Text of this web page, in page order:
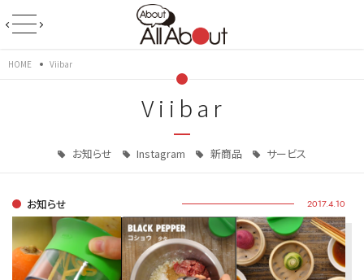
HOME Viibar
Viibar
お知らせ Instagram 新商品 サービス
お知らせ 2017.4.10